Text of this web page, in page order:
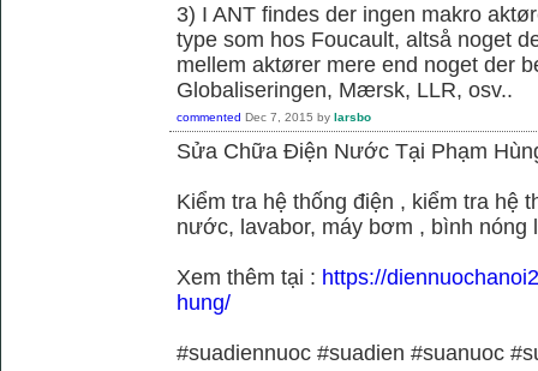
3) I ANT findes der ingen makro
type som hos Foucault, altså noget
mellem aktører mere end noget der
Globaliseringen, Mærsk, LLR, osv..
commented Dec 7, 2015 by larsbo
Sửa Chữa Điện Nước Tại Phạm
Kiểm tra hệ thống điện , kiểm tra hệ
nước, lavabor, máy bơm , bình nóng
Xem thêm tại : https://
hung/
#suadiennuoc #suadien #suanuoc